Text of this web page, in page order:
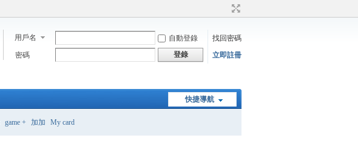
用戶名 自動登錄
找回密碼
密碼
登錄 立即註冊
快捷導航
game + 加加 My card